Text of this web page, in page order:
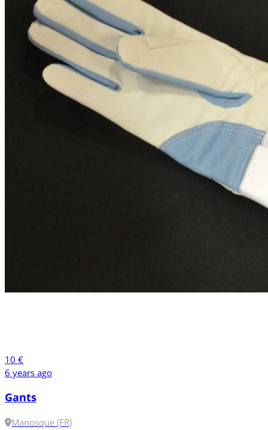
10 €
6 years ago
Gants
Manosque (FR)